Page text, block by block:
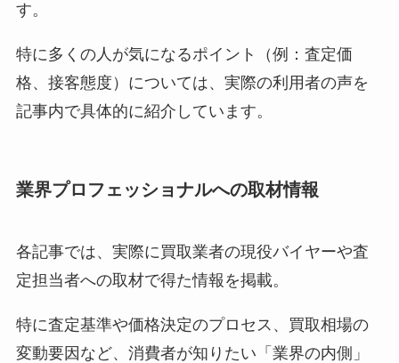
す。
特に多くの人が気になるポイント（例：査定価
格、接客態度）については、実際の利用者の声を
記事内で具体的に紹介しています。
業界プロフェッショナルへの取材情報
各記事では、実際に買取業者の現役バイヤーや査
定担当者への取材で得た情報を掲載。
特に査定基準や価格決定のプロセス、買取相場の
変動要因など、消費者が知りたい「業界の内側」